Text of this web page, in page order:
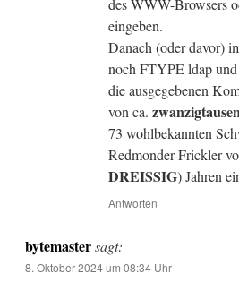
des WWW-Browsers
eingeben.
Danach (oder davor)
noch FTYPE ldap
die ausgegebenen
von ca.
73 wohlbekannten
Redmonder Frickler
DREISSIG) Jahren
Antworten
bytemaster sagt:
8. Oktober 2024 um 08:34 Uhr